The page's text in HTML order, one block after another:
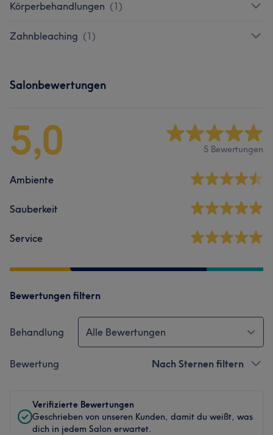
Körperbehandlungen (1)
Zahnbleaching (1)
Salonbewertungen
5,0 5 Bewertungen
Ambiente
Sauberkeit
Service
Bewertungen filtern
Behandlung Alle Bewertungen
Bewertung Nach Sternen filtern
Verifizierte Bewertungen
Geschrieben von unseren Kunden, damit du weißt, was
dich in jedem Salon erwartet.